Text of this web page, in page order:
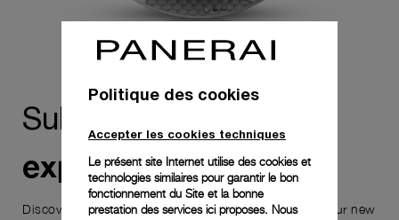
Sublimez votre
expérience
Discover the exceptional elements that accompany your new
Politique des cookies
Accepter les cookies techniques
Le présent site Internet utilise des cookies et
technologies similaires pour garantir le bon
fonctionnement du Site et la bonne
prestation des services ici proposes. Nous